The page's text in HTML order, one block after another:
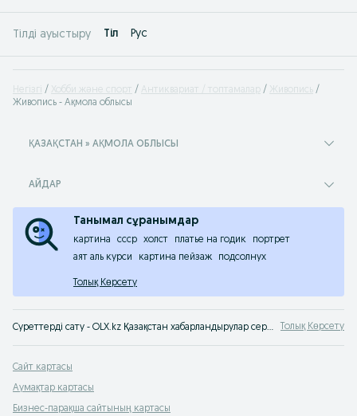
Тілді ауыстыру Tіл Рус
Негізгі Хобби және спорт Антиквариат / топтамалар
Живопись
Живопись - Ақмола облысы
ҚАЗАҚСТАН » АҚМОЛА ОБЛЫСЫ
АЙДАР
Танымал сұранымдар
картина ссср холст платье на годик
портрет
аят аль курси
картина пейзаж подсолнух
Толық Көрсету
Суреттерді сату - OLX.kz Қазақстан хабарландырулар сервисінен ескі суреттерді сатып алу. Көркем сурет санатындағы тауарларды OLX.kz Қазақстан хабарландырулардан сатып ал Толық Көрсету
Сайт картасы
Аумақтар картасы
Бизнес-парақша сайтының картасы